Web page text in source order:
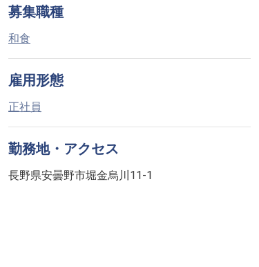
募集職種
和食
雇用形態
正社員
勤務地・アクセス
長野県安曇野市堀金烏川11-1